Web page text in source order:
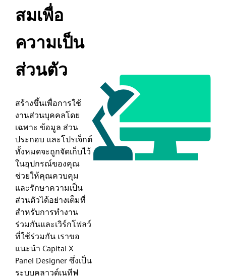
สมเพื่อ
ความเป็น
ส่วนตัว
สร้างขึ้นเพื่อการใช้
งานส่วนบุคคลโดย
เฉพาะ ข้อมูล ส่วน
ประกอบ และโปรเจ็กต์
ทั้งหมดจะถูกจัดเก็บไว้
ในอุปกรณ์ของคุณ
ช่วยให้คุณควบคุม
และรักษาความเป็น
ส่วนตัวได้อย่างเต็มที่
สำหรับการทำงาน
ร่วมกันและเวิร์กโฟลว์
ที่ใช้ร่วมกัน เราขอ
แนะนำ Capital X
Panel Designer ซึ่งเป็น
ระบบคลาวด์เนทีฟ